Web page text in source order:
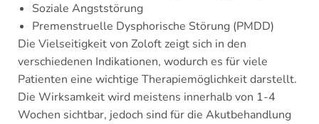
Soziale Angststörung
Premenstruelle Dysphorische Störung (PMDD)
Die Vielseitigkeit von Zoloft zeigt sich in den
verschiedenen Indikationen, wodurch es für viele
Patienten eine wichtige Therapiemöglichkeit darstellt.
Die Wirksamkeit wird meistens innerhalb von 1-4
Wochen sichtbar, jedoch sind für die Akutbehandlung